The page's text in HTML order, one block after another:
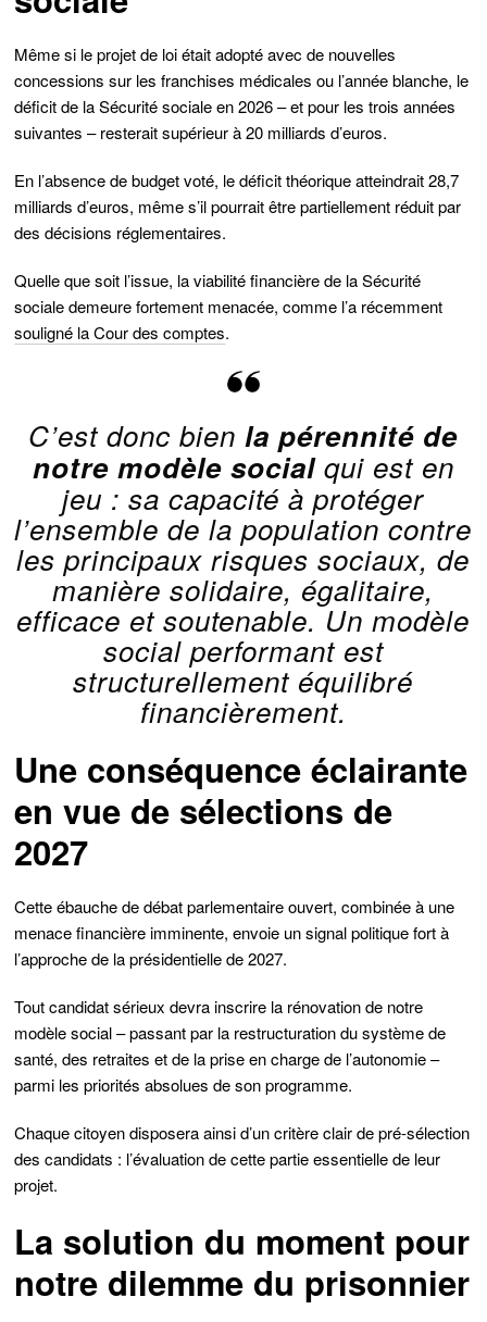
Même si le projet de loi était adopté avec de nouvelles
concessions sur les franchises médicales ou l’année blanche, le
déficit de la Sécurité sociale en 2026 – et pour les trois années
suivantes – resterait supérieur à 20 milliards d’euros.
En l’absence de budget voté, le déficit théorique atteindrait 28,7
milliards d’euros, même s’il pourrait être partiellement réduit par
des décisions réglementaires.
Quelle que soit l’issue, la viabilité financière de la Sécurité
sociale demeure fortement menacée, comme l’a récemment
souligné la Cour des comptes.
C’est donc bien la pérennité de
notre modèle socialqui est en
jeu : sa capacité à protéger
l’ensemble de la population contre
les principaux risques sociaux, de
manière solidaire, égalitaire,
efficace et soutenable. Un modèle
social performant est
structurellement équilibré
financièrement.
Une conséquence éclairante
en vue de sélections de
2027
Cette ébauche de débat parlementaire ouvert, combinée à une
menace financière imminente, envoie un signal politique fort à
l’approche de la présidentielle de 2027.
Tout candidat sérieux devra inscrire la rénovation de notre
modèle social – passant par la restructuration du système de
santé, des retraites et de la prise en charge de l’autonomie –
parmi les priorités absolues de son programme.
Chaque citoyen disposera ainsi d’un critère clair de pré-sélection
des candidats : l’évaluation de cette partie essentielle de leur
projet.
La solution du moment pour
notre dilemme du prisonnier